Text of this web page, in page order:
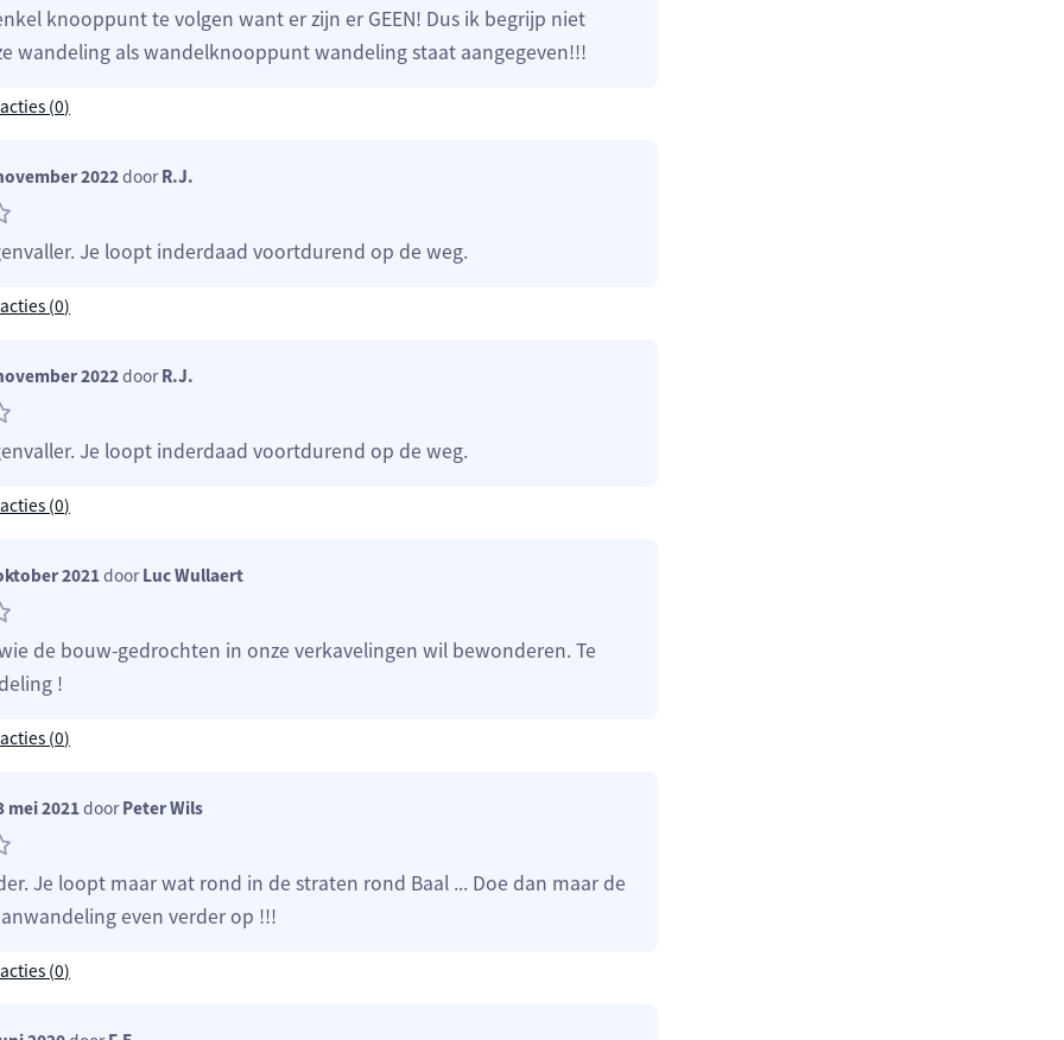
knooppunt te volgen want er zijn er GEEN! Dus ik begrijp niet
wandeling als wandelknooppunt wandeling staat aangegeven!!!
(0)
2022doorR.J.
Je loopt inderdaad voortdurend op de weg.
(0)
2022doorR.J.
Je loopt inderdaad voortdurend op de weg.
(0)
2021doorLuc Wullaert
de bouw-gedrochten in onze verkavelingen wil bewonderen. Te
!
(0)
mei 2021doorPeter Wils
Je loopt maar wat rond in de straten rond Baal ... Doe dan maar de
even verder op !!!
(0)